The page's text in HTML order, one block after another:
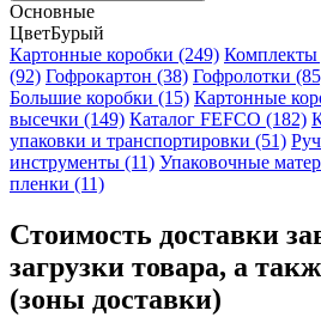
Основные
ЦветБурый
Картонные коробки (249) Комплекты
(92) Гофрокартон (38) Гофролотки
Большие коробки (15) Картонные
высечки (149) Каталог FEFCO (182)
упаковки и транспортировки (51)
инструменты (11) Упаковочные
пленки (11)
Стоимость доставки
загрузки товара, а
(зоны доставки)